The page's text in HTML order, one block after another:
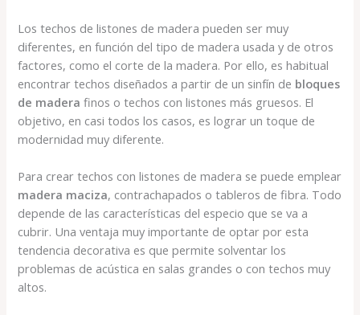
Los techos de listones de madera pueden ser muy
diferentes, en función del tipo de madera usada y de otros
factores, como el corte de la madera. Por ello, es habitual
encontrar techos diseñados a partir de un sinfín de bloques
de madera finos o techos con listones más gruesos. El
objetivo, en casi todos los casos, es lograr un toque de
modernidad muy diferente.
Para crear techos con listones de madera se puede emplear
madera maciza, contrachapados o tableros de fibra. Todo
depende de las características del especio que se va a
cubrir. Una ventaja muy importante de optar por esta
tendencia decorativa es que permite solventar los
problemas de acústica en salas grandes o con techos muy
altos.